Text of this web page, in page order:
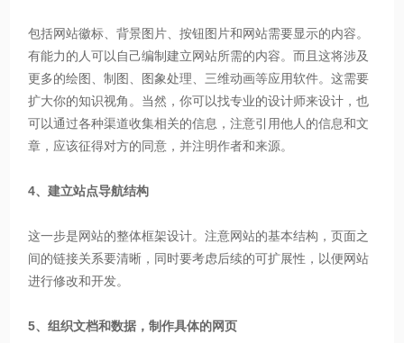
包括网站徽标、背景图片、按钮图片和网站需要显示的内容。
有能力的人可以自己编制建立网站所需的内容。而且这将涉及
更多的绘图、制图、图象处理、三维动画等应用软件。这需要
扩大你的知识视角。当然，你可以找专业的设计师来设计，也
可以通过各种渠道收集相关的信息，注意引用他人的信息和文
章，应该征得对方的同意，并注明作者和来源。
4、建立站点导航结构
这一步是网站的整体框架设计。注意网站的基本结构，页面之
间的链接关系要清晰，同时要考虑后续的可扩展性，以便网站
进行修改和开发。
5、组织文档和数据，制作具体的网页